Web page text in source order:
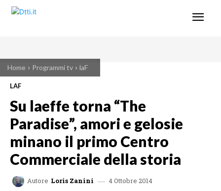
Home Programmi tv laF
LAF
Su laeffe torna “The
Paradise”, amori e gelosie
minano il primo Centro
Commerciale della storia
Autore Loris Zanini 4 Ottobre 2014